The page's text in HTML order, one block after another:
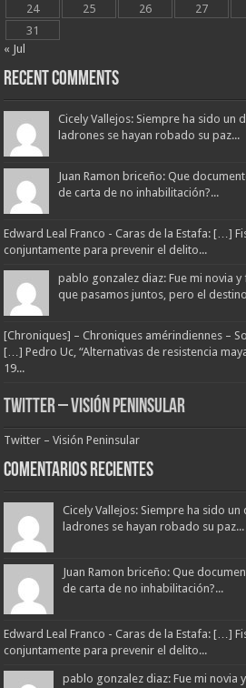
24
25 26 27
31
« Jul
Recent Comments
Cicely Vallejos: Siempre ha sido un
ladrones se hayan robado su paz...
Juan Ramon briceño: Que
de carta de no inhabilitación?...
Edward Leal Franco - Caras de la Estafa: […]
conjuntamente para prevenir el delito...
pablo gonzalez diaz: Fue mi novia
que pasamos juntos, pero el
[Chroniques] – Chroniques amérindiennes –
[…] Pedro Uc, “Alternativas de resistencia
19...
Twitter – Visión Peninsular
Twitter – Visión Peninsular
Comentarios Recientes
Cicely Vallejos: Siempre ha sido
ladrones se hayan robado su paz...
Juan Ramon briceño: Que
de carta de no inhabilitación?...
Edward Leal Franco - Caras de la Estafa: […]
conjuntamente para prevenir el delito...
pablo gonzalez diaz: Fue mi novia